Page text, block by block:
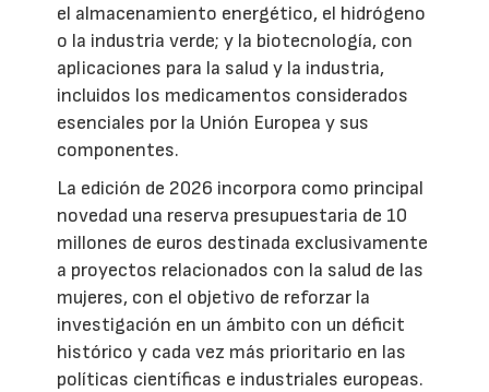
el almacenamiento energético, el hidrógeno
o la industria verde; y la biotecnología, con
aplicaciones para la salud y la industria,
incluidos los medicamentos considerados
esenciales por la Unión Europea y sus
componentes.
La edición de 2026 incorpora como principal
novedad una reserva presupuestaria de 10
millones de euros destinada exclusivamente
a proyectos relacionados con la salud de las
mujeres, con el objetivo de reforzar la
investigación en un ámbito con un déficit
histórico y cada vez más prioritario en las
políticas científicas e industriales europeas.